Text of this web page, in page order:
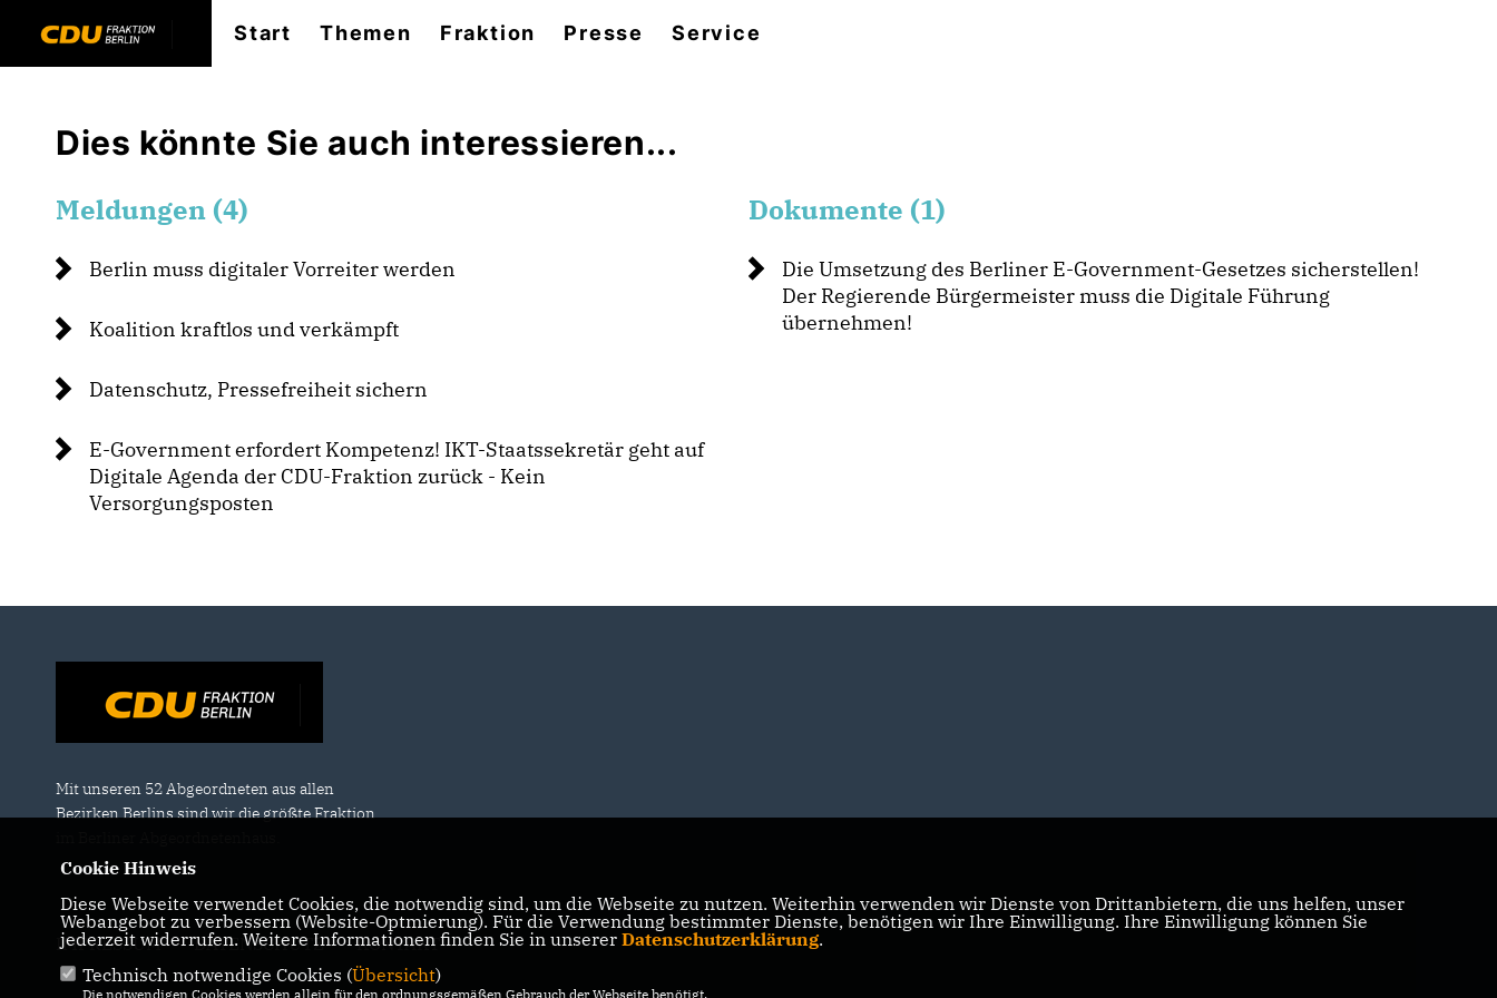
Start Themen Fraktion Presse Service
Dies könnte Sie auch interessieren...
Meldungen (4)
Berlin muss digitaler Vorreiter werden
Koalition kraftlos und verkämpft
Datenschutz, Pressefreiheit sichern
E-Government erfordert Kompetenz! IKT-Staatssekretär geht auf
Digitale Agenda der CDU-Fraktion zurück - Kein
Versorgungsposten
Dokumente (1)
Die Umsetzung des Berliner E-Government-Gesetzes sicherstellen!
Der Regierende Bürgermeister muss die Digitale Führung
übernehmen!
Mit unseren 52 Abgeordneten aus allen
Bezirken Berlins sind wir die größte Fraktion
IMPRESSUM DATENSCHUTZ KONTAKT
Cookie Hinweis
Diese Webseite verwendet Cookies, die notwendig sind, um die Webseite zu nutzen. Weiterhin verwenden wir Dienste von Drittanbietern, die uns helfen, unser
Webangebot zu verbessern (Website-Optmierung). Für die Verwendung bestimmter Dienste, benötigen wir Ihre Einwilligung. Ihre Einwilligung können Sie
jederzeit widerrufen. Weitere Informationen finden Sie in unserer Datenschutzerklärung.
Technisch notwendige Cookies (Übersicht)
Die notwendigen Cookies werden allein für den ordnungsgemäßen Gebrauch der Webseite benötigt.